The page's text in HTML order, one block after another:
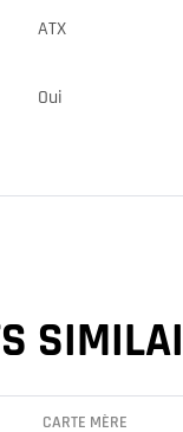
ATX
Oui
CARTE MÈRE